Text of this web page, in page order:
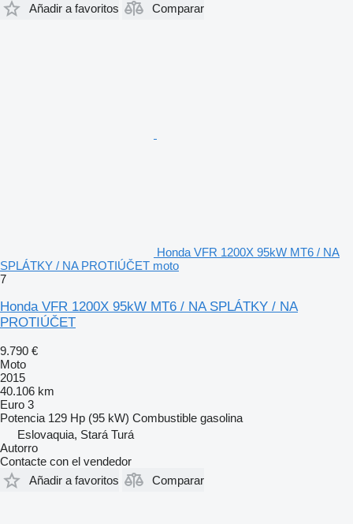
Añadir a favoritos
Comparar
Honda VFR 1200X 95kW MT6 / NA
SPLÁTKY / NA PROTIÚČET moto
7
Honda VFR 1200X 95kW MT6 / NA SPLÁTKY / NA
PROTIÚČET
9.790 €
Moto
2015
40.106 km
Euro 3
Potencia 129 Hp (95 kW) Combustible gasolina
Eslovaquia, Stará Turá
Autorro
Contacte con el vendedor
Añadir a favoritos
Comparar